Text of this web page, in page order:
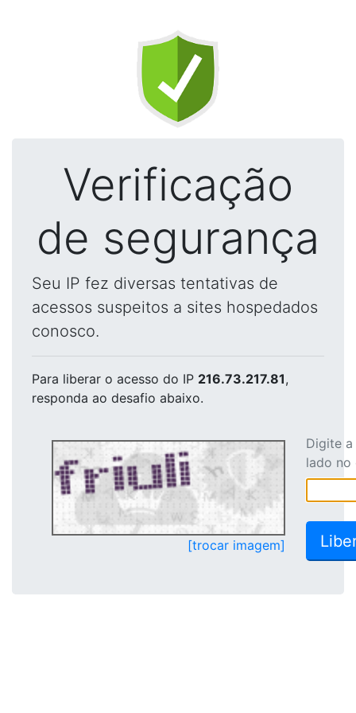
Verificação
de segurança
Seu IP fez diversas tentativas de
acessos suspeitos a sites hospedados
conosco.
Para liberar o acesso do IP 216.73.217.81,
responda ao desafio abaixo.
[trocar imagem]
Digite
lado no